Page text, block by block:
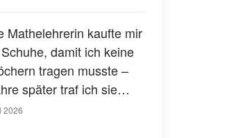
Mathelehrerin kaufte mir
damit ich keine
tragen musste –
später traf ich sie
und gab ihr das, was ich
2026